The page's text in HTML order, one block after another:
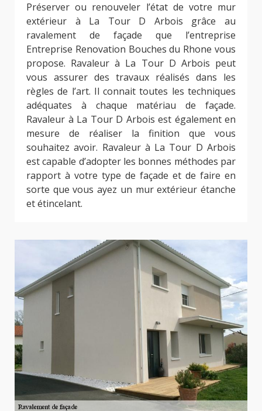
Préserver ou renouveler l’état de votre mur
extérieur à La Tour D Arbois grâce au
ravalement de façade que l’entreprise
Entreprise Renovation Bouches du Rhone vous
propose. Ravaleur à La Tour D Arbois peut
vous assurer des travaux réalisés dans les
règles de l’art. Il connait toutes les techniques
adéquates à chaque matériau de façade.
Ravaleur à La Tour D Arbois est également en
mesure de réaliser la finition que vous
souhaitez avoir. Ravaleur à La Tour D Arbois
est capable d’adopter les bonnes méthodes par
rapport à votre type de façade et de faire en
sorte que vous ayez un mur extérieur étanche
et étincelant.